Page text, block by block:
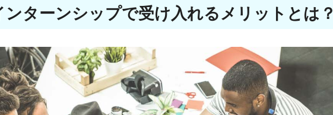
ンターンシップで受け入れるメリットとは？